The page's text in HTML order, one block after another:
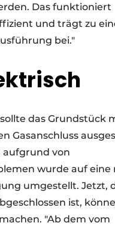
Das funktioniert
und trägt zu
bei."
das Grundstück
Gasanschluss
aufgrund von
wurde auf eine
umgestellt. Jetzt,
ist,
"Ab dem vom